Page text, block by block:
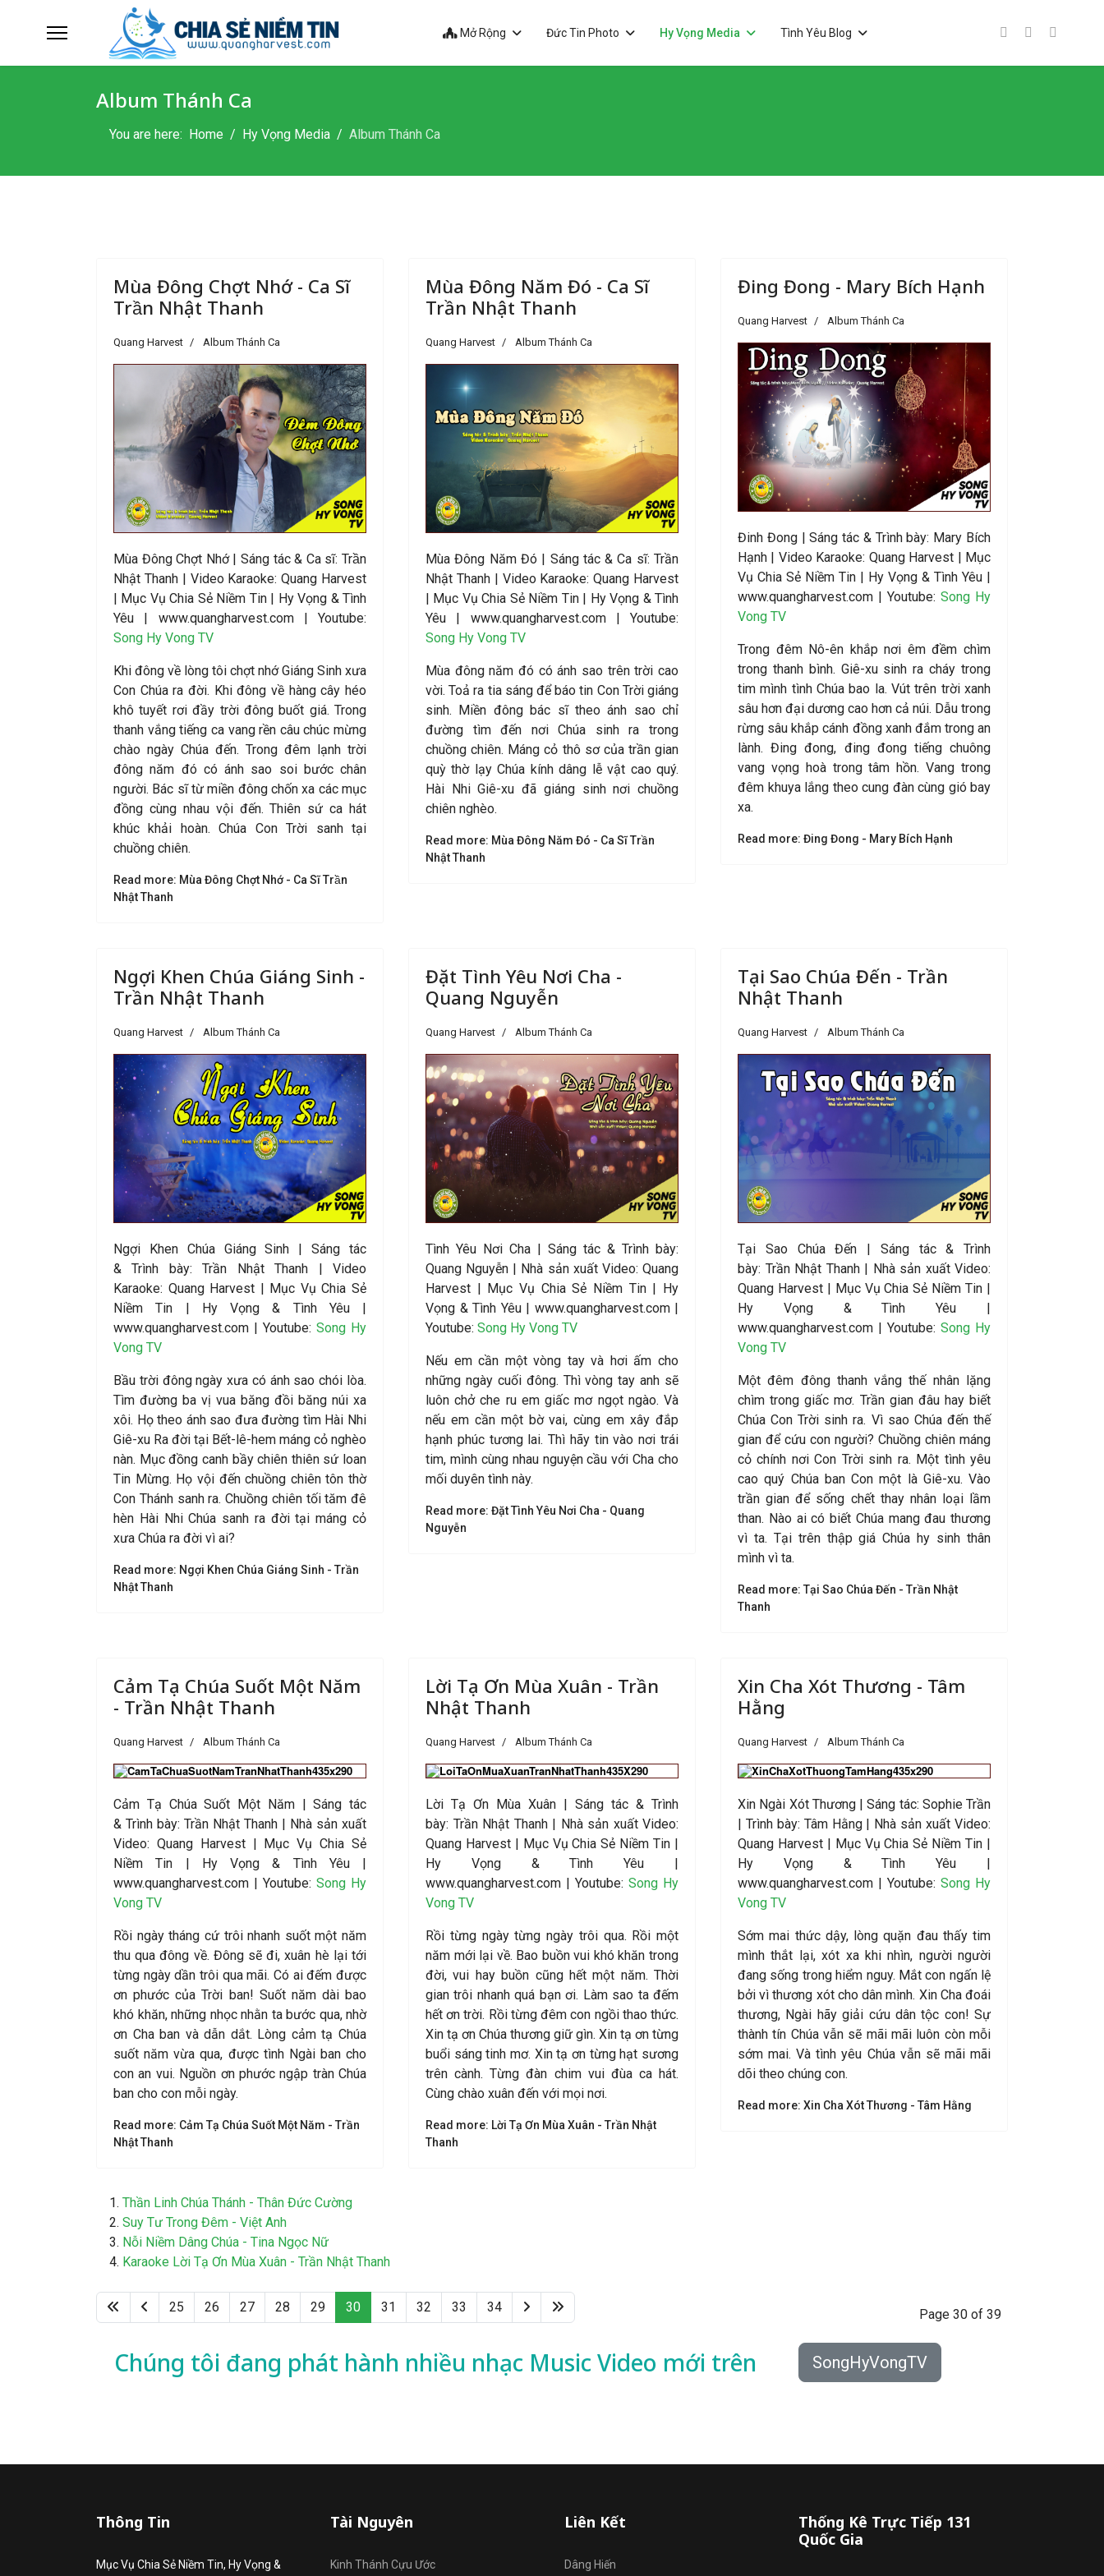
Mở Rộng Đức Tin Photo Hy Vọng Media Tình Yêu Blog
Album Thánh Ca
You are here: Home Hy Vọng Media Album Thánh Ca
Mùa Đông Chợt Nhớ - Ca Sĩ
Trần Nhật Thanh
Quang Harvest Album Thánh Ca
Mùa Đông Chợt Nhớ|Sáng tác & Ca sĩ:Trần
Nhật Thanh| Video Karaoke: Quang Harvest
| Mục Vụ Chia Sẻ Niềm Tin | Hy Vọng & Tình
Yêu | www.quangharvest.com | Youtube:
Song Hy Vong TV
Khi đông về lòng tôi chợt nhớ Giáng Sinh xưa
Con Chúa ra đời. Khi đông về hàng cây héo
khô tuyết rơi đầy trời đông buốt giá. Trong
thanh vắng tiếng ca vang rền câu chúc mừng
chào ngày Chúa đến. Trong đêm lạnh trời
đông năm đó có ánh sao soi bước chân
người. Bác sĩ từ miền đông chốn xa các mục
đồng cùng nhau vội đến. Thiên sứ ca hát
khúc khải hoàn. Chúa Con Trời sanh tại
chuồng chiên.
Read more: Mùa Đông Chợt Nhớ - Ca Sĩ Trần
Nhật Thanh
Mùa Đông Năm Đó - Ca Sĩ
Trần Nhật Thanh
Quang Harvest Album Thánh Ca
Mùa Đông Năm Đó| Sáng tác &Ca sĩ:Trần
Nhật Thanh| Video Karaoke: Quang Harvest
| Mục Vụ Chia Sẻ Niềm Tin | Hy Vọng & Tình
Yêu | www.quangharvest.com | Youtube:
Song Hy Vong TV
Mùa đông năm đó có ánh sao trên trời cao
vời. Toả ra tia sáng để báo tin Con Trời giáng
sinh. Miền đông bác sĩ theo ánh sao chỉ
đường tìm đến nơi Chúa sinh ra trong
chuồng chiên. Máng cỏ thô sơ của trần gian
quỳ thờ lạy Chúa kính dâng lễ vật cao quý.
Hài Nhi Giê-xu đã giáng sinh nơi chuồng
chiên nghèo.
Read more: Mùa Đông Năm Đó - Ca Sĩ Trần
Nhật Thanh
Đing Đong - Mary Bích Hạnh
Quang Harvest Album Thánh Ca
Đinh Đong|Sáng tác & Trình bày: Mary Bích
Hạnh | Video Karaoke: Quang Harvest | Mục
Vụ Chia Sẻ Niềm Tin | Hy Vọng & Tình Yêu |
www.quangharvest.com | Youtube: Song Hy
Vong TV
Trong đêm Nô-ên khắp nơi êm đềm chìm
trong thanh bình. Giê-xu sinh ra cháy trong
tim mình tình Chúa bao la. Vút trên trời xanh
sâu hơn đại dương cao hơn cả núi. Dẫu trong
rừng sâu khắp cánh đồng xanh đắm trong an
lành. Đing đong, đing đong tiếng chuông
vang vọng hoà trong tâm hồn. Vang trong
đêm khuya lắng theo cung đàn cùng gió bay
xa.
Read more: Đing Đong - Mary Bích Hạnh
Ngợi Khen Chúa Giáng Sinh -
Trần Nhật Thanh
Quang Harvest Album Thánh Ca
Ngợi Khen Chúa Giáng Sinh |Sáng tác
&Trình bày:Trần Nhật Thanh |Video
Karaoke: Quang Harvest | Mục Vụ Chia Sẻ
Niềm Tin | Hy Vọng & Tình Yêu |
www.quangharvest.com | Youtube: Song Hy
Vong TV
Bầu trời đông ngày xưa có ánh sao chói lòa.
Tìm đường ba vị vua băng đồi băng núi xa
xôi. Họ theo ánh sao đưa đường tìm Hài Nhi
Giê-xu Ra đời tại Bết-lê-hem máng cỏ nghèo
nàn. Mục đồng canh bầy chiên thiên sứ loan
Tin Mừng. Họ vội đến chuồng chiên tôn thờ
Con Thánh sanh ra. Chuồng chiên tối tăm đê
hèn Hài Nhi Chúa sanh ra đời tại máng cỏ
xưa Chúa ra đời vì ai?
Read more: Ngợi Khen Chúa Giáng Sinh - Trần
Nhật Thanh
Đặt Tình Yêu Nơi Cha -
Quang Nguyễn
Quang Harvest Album Thánh Ca
Tình Yêu Nơi Cha | Sáng tác & Trình bày:
Quang Nguyễn | Nhà sản xuất Video: Quang
Harvest | Mục Vụ Chia Sẻ Niềm Tin | Hy
Vọng & Tình Yêu | www.quangharvest.com |
Youtube: Song Hy Vong TV
Nếu em cần một vòng tay và hơi ấm cho
những ngày cuối đông. Thì vòng tay anh sẽ
luôn chở che ru em giấc mơ ngọt ngào. Và
nếu em cần một bờ vai, cùng em xây đắp
hạnh phúc tương lai. Thì hãy tin vào nơi trái
tim, mình cùng nhau nguyện cầu với Cha cho
mối duyên tình này.
Read more: Đặt Tình Yêu Nơi Cha - Quang
Nguyễn
Tại Sao Chúa Đến - Trần
Nhật Thanh
Quang Harvest Album Thánh Ca
Tại Sao Chúa Đến | Sáng tác & Trình
bày: Trần Nhật Thanh | Nhà sản xuất Video:
Quang Harvest | Mục Vụ Chia Sẻ Niềm Tin |
Hy Vọng & Tình Yêu |
www.quangharvest.com | Youtube: Song Hy
Vong TV
Một đêm đông thanh vắng thế nhân lặng
chìm trong giấc mơ. Trần gian đâu hay biết
Chúa Con Trời sinh ra. Vì sao Chúa đến thế
gian để cứu con người? Chuồng chiên máng
cỏ chính nơi Con Trời sinh ra. Một tình yêu
cao quý Chúa ban Con một là Giê-xu. Vào
trần gian để sống chết thay nhân loại lầm
than. Nào ai có biết Chúa mang đau thương
vì ta. Tại trên thập giá Chúa hy sinh thân
mình vì ta.
Read more: Tại Sao Chúa Đến - Trần Nhật
Thanh
Cảm Tạ Chúa Suốt Một Năm
- Trần Nhật Thanh
Quang Harvest Album Thánh Ca
Cảm Tạ Chúa Suốt Một Năm|Sáng tác
& Trình bày: Trần Nhật Thanh | Nhà sản xuất
Video: Quang Harvest | Mục Vụ Chia Sẻ
Niềm Tin | Hy Vọng & Tình Yêu |
www.quangharvest.com | Youtube: Song Hy
Vong TV
Rồi ngày tháng cứ trôi nhanh suốt một năm
thu qua đông về. Đông sẽ đi, xuân hè lại tới
từng ngày dần trôi qua mãi. Có ai đếm được
ơn phước của Trời ban! Suốt năm dài bao
khó khăn, những nhọc nhằn ta bước qua, nhờ
ơn Cha ban và dẫn dắt. Lòng cảm tạ Chúa
suốt năm vừa qua, được tình Ngài ban cho
con an vui. Nguồn ơn phước ngập tràn Chúa
ban cho con mỗi ngày.
Read more: Cảm Tạ Chúa Suốt Một Năm - Trần
Nhật Thanh
Lời Tạ Ơn Mùa Xuân - Trần
Nhật Thanh
Quang Harvest Album Thánh Ca
Lời Tạ Ơn Mùa Xuân | Sáng tác & Trình
bày: Trần Nhật Thanh | Nhà sản xuất Video:
Quang Harvest | Mục Vụ Chia Sẻ Niềm Tin |
Hy Vọng & Tình Yêu |
www.quangharvest.com | Youtube: Song Hy
Vong TV
Rồi từng ngày từng ngày trôi qua. Rồi một
năm mới lại về. Bao buồn vui khó khăn trong
đời, vui hay buồn cũng hết một năm. Thời
gian trôi nhanh quá bạn ơi. Làm sao ta đếm
hết ơn trời. Rồi từng đêm con ngồi thao thức.
Xin tạ ơn Chúa thương giữ gìn. Xin tạ ơn từng
buổi sáng tinh mơ. Xin tạ ơn từng hạt sương
trên cành. Từng đàn chim vui đùa ca hát.
Cùng chào xuân đến với mọi nơi.
Read more: Lời Tạ Ơn Mùa Xuân - Trần Nhật
Thanh
Xin Cha Xót Thương - Tâm
Hằng
Quang Harvest Album Thánh Ca
Xin Ngài Xót Thương | Sáng tác: Sophie Trần
| Trình bày: Tâm Hằng | Nhà sản xuất Video:
Quang Harvest | Mục Vụ Chia Sẻ Niềm Tin |
Hy Vọng & Tình Yêu |
www.quangharvest.com | Youtube: Song Hy
Vong TV
Sớm mai thức dậy, lòng quặn đau thấy tim
mình thắt lại, xót xa khi nhìn, người người
đang sống trong hiểm nguy. Mắt con ngấn lệ
bởi vì thương xót cho dân mình. Xin Cha đoái
thương, Ngài hãy giải cứu dân tộc con! Sự
thành tín Chúa vẫn sẽ mãi mãi luôn còn mỗi
sớm mai. Và tình yêu Chúa vẫn sẽ mãi mãi
dõi theo chúng con.
Read more: Xin Cha Xót Thương - Tâm Hằng
Thần Linh Chúa Thánh - Thân Đức Cường
Suy Tư Trong Đêm - Việt Anh
Nỗi Niềm Dâng Chúa - Tina Ngọc Nữ
Karaoke Lời Tạ Ơn Mùa Xuân - Trần Nhật Thanh
Page 30 of 39
25 26 27 28 29 30 31 32 33 34
Chúng tôi đang phát hành nhiều nhạc Music Video mới trên SongHyVongTV
Thông Tin
Mục Vụ Chia Sẻ Niềm Tin, Hy Vọng &
Tài Nguyên
Kinh Thánh Cựu Ước
Liên Kết
Dâng Hiến
Thống Kê Trực Tiếp 131
Quốc Gia